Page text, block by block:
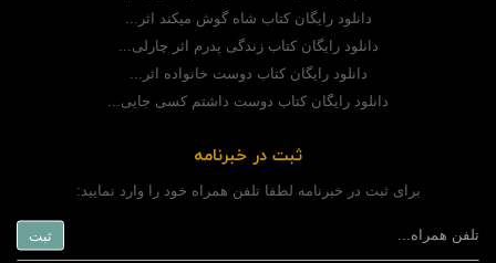
دانلود رایگان کتاب شاه گوش میکند اثر...
دانلود رایگان کتاب زندگی پدرم اثر چارلی...
دانلود رایگان کتاب دوست خانواده اثر...
دانلود رایگان کتاب دوست داشتم کسی جایی...
ثبت در خبرنامه
برای ثبت در خبرنامه لطفا تلفن همراه خود را وارد نمایید: